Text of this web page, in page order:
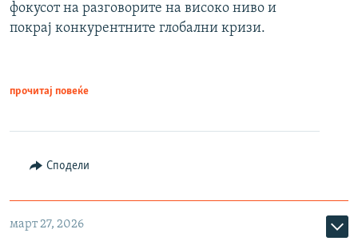
фокусот на разговорите на високо ниво и
покрај конкурентните глобални кризи.
прочитај повеќе
Сподели
март 27, 2026